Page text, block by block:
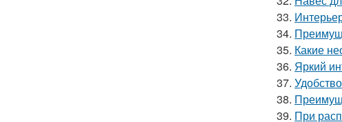
33.
34.
35. Какие
36. Яркий
37.
38.
39. При